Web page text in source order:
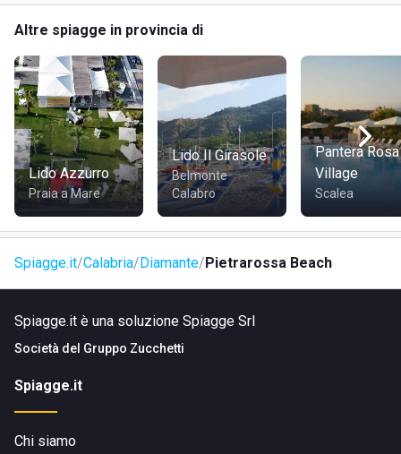
spiaggia. Per chi desidera soggiornare nei dintorni, diversi
hotel, come l'Hotel Cristina, sono situati a breve distanza
dalla spiaggia, raggiungibile con una piacevole passeggiata
di 14 minuti.
Altre spiagge in provincia di
Lido Azzurro
Praia a Mare
Lido Il Girasole
Belmonte
Calabro
Pantera Rosa
Village
Scalea
Spiagge.it Calabria Diamante Pietrarossa Beach
Spiagge.it è una soluzione Spiagge Srl
Società del Gruppo Zucchetti
Spiagge.it
Chi siamo